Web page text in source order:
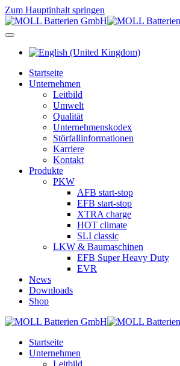
Zum Hauptinhalt springen
Startseite
Unternehmen
Leitbild
Umwelt
Qualität
Unternehmenskodex
Störfallinformationen
Karriere
Kontakt
Produkte
PKW
AFB start-stop
EFB start-stop
XTRA charge
HOT climate
SLI classic
LKW & Baumaschinen
EFB Super Heavy Duty
EVR
News
Downloads
Shop
Startseite
Unternehmen
Leitbild